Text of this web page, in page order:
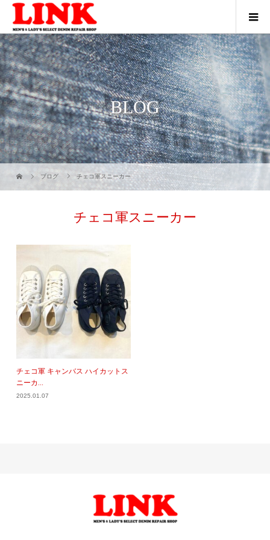
BLOG
ブログ チェコ軍スニーカー
チェコ軍スニーカー
チェコ軍 キャンバス ハイカットス
ニーカ...
2025.01.07